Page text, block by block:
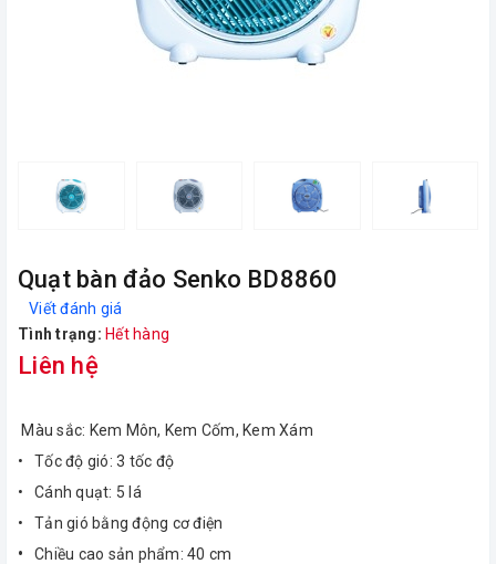
Quạt bàn đảo Senko BD8860
Viết đánh giá
Tình trạng: Hết hàng
Liên hệ
Màu sắc: Kem Môn, Kem Cốm, Kem Xám
• Tốc độ gió: 3 tốc độ
• Cánh quạt: 5 lá
• Tản gió bằng động cơ điện
• Chiều cao sản phẩm: 40 cm